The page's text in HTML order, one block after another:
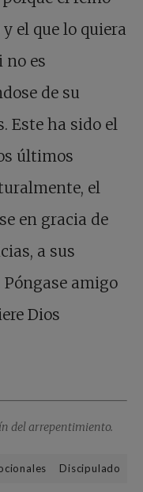
y el que lo quiera
no es
de su
Este ha sido el
últimos
el
en gracia de
a sus
amigo
Dios
del arrepentimiento.
Discipulado